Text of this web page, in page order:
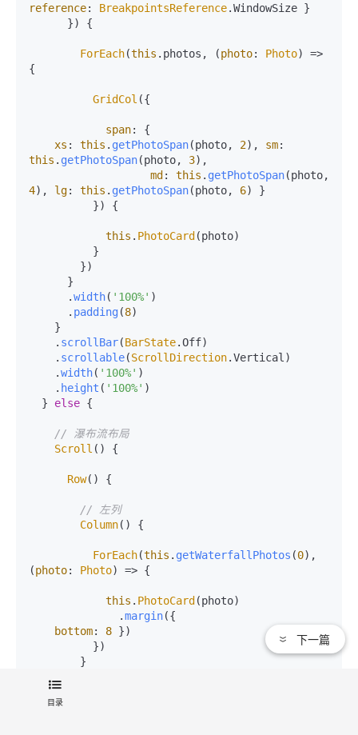
reference: BreakpointsReference.WindowSize }
ForEach(this . photos , (photo: Photo) =>
{
GridCol ({
span: {
xs : this . getPhotoSpan(photo, 2), sm
this . getPhotoSpan(photo, 3),
md: this . getPhotoSpan
4), lg: this . getPhotoSpan(photo, 6) }
this . PhotoCard(photo)
      .
width( '100%' )
      .
padding (8)
    .
scrollBar(BarState.Off)
    .
scrollable(ScrollDirection.Vertical )
    .
width( '100%' )
    .
height ( '100%' )
  }
else {
// 瀑布流布局
Scroll () {
Row() {
// 左列
Column() {
ForEach(this . getWaterfallPhotos (0
(photo: Photo) => {
this . PhotoCard(photo)
              .
margin({
bottom: 8 })
left
目录
下一篇